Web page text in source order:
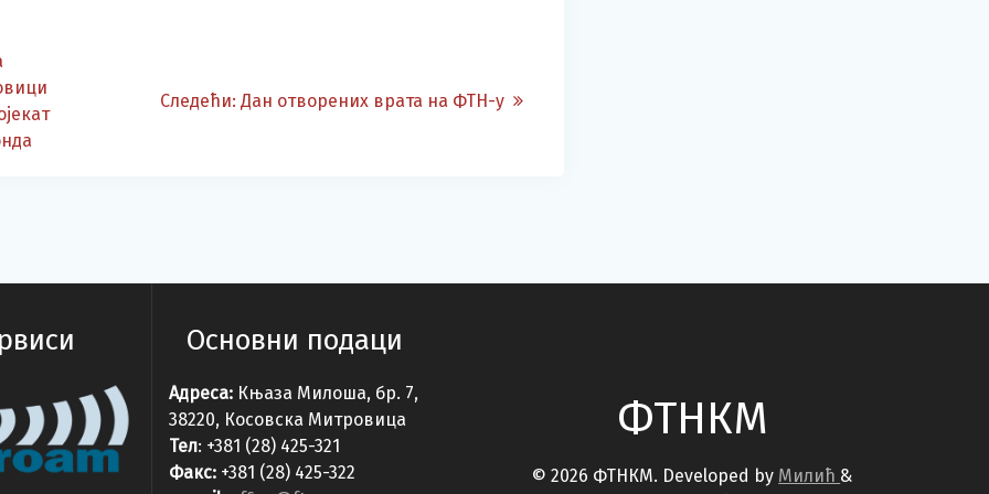
Следећи: Следећа
Дан отворених врата на ФТН-у
Основни подаци
Адреса: Књаза Милоша, бр. 7,
38220, Косовска Митровица
Тел: +381 (28) 425-321
Факс:+381 (28) 425-322
ФТНКМ
© 2026 ФТНКМ. Developed by Милић &